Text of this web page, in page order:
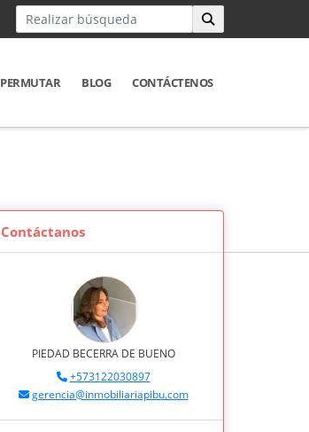
PERMUTAR BLOG CONTÁCTENOS
Contáctanos
PIEDAD BECERRA DE BUENO
+573122030897
gerencia@inmobiliariapibu.com